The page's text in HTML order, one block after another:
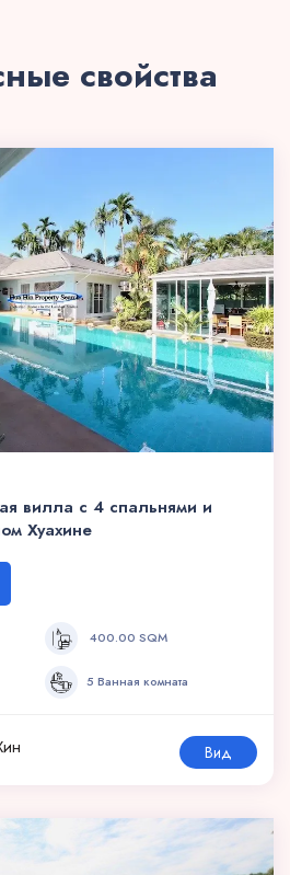
свойства
вилла с 4 спальнями и
Хуахине
400.00 SQM
5 Ванная комната
Вид